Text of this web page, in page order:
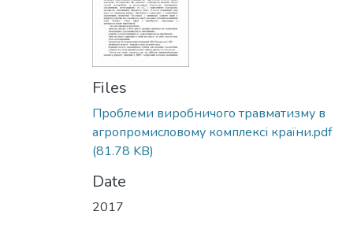
Files
Проблеми виробничого травматизму в
агропромисловому комплексі країни.pdf
(81.78 KB)
Date
2017